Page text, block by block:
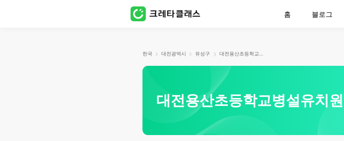
홈 블로그
한국 대전광역시 유성구
대전용산초등학교병설유치원